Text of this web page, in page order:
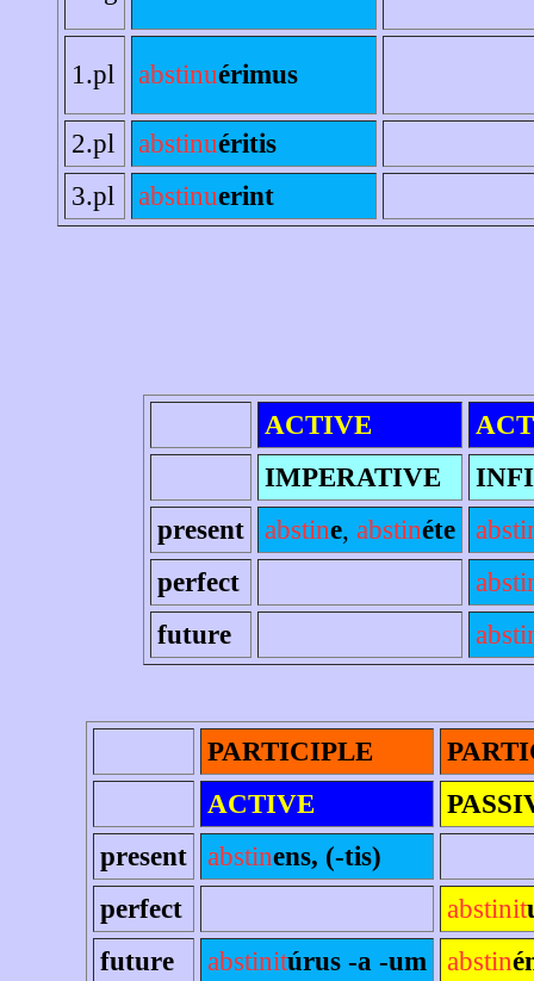
1.pl abstinuérimus
2.pl abstinuéritis
3.pl
abstinuerint
ACTIVE
IMPERATIVE
present
abstine, abstinéte
perfect
future
PARTICIPLE
ACTIVE
present
abstinens, (-tis)
perfect
abstinit
future
abstinitúrus -a -um abstin